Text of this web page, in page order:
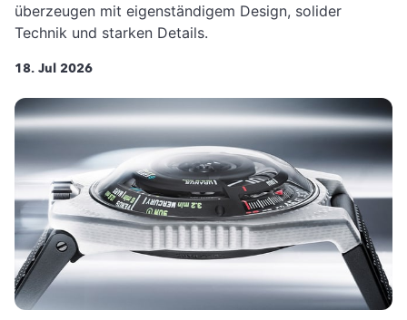
überzeugen mit eigenständigem Design, solider
Technik und starken Details.
18. Jul 2026